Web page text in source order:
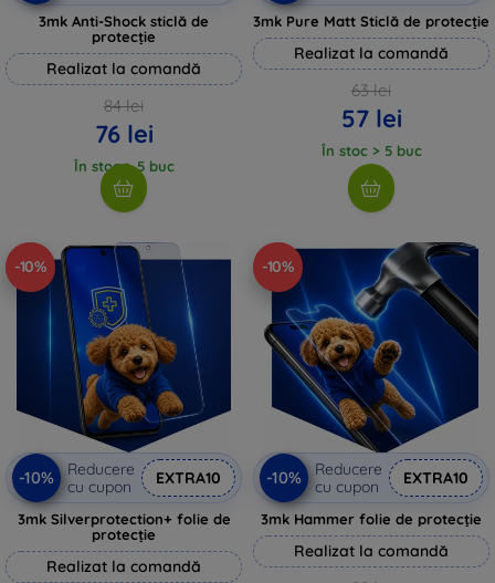
3mk Anti-Shock sticlă de
protecție
Realizat la comandă
84 lei
76 lei
În stoc > 5 buc
3mk Pure Matt Sticlă de protecție
Realizat la comandă
63 lei
57 lei
În stoc > 5 buc
-10%
-10%
Reducere
cu cupon
EXTRA10
3mk Silverprotection+ folie de
protecție
Realizat la comandă
-10%
-10%
Reducere
cu cupon
EXTRA10
3mk Hammer folie de protecție
Realizat la comandă